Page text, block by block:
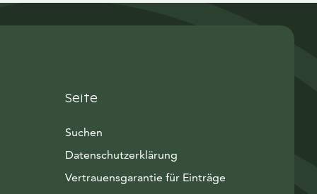
Seite
Suchen
Datenschutzerklärung
Vertrauensgarantie für Einträge